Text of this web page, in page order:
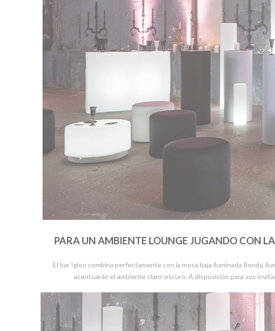
PARA UN AMBIENTE LOUNGE JUGANDO CON
El bar Igloo combina perfectamente con la mesa baja iluminada Rondy,
acentuarán el ambiente claro-oscuro. A disposición para sus